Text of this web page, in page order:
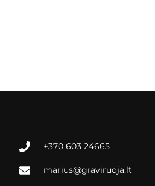
+370 603 24665
marius@graviruoja.lt